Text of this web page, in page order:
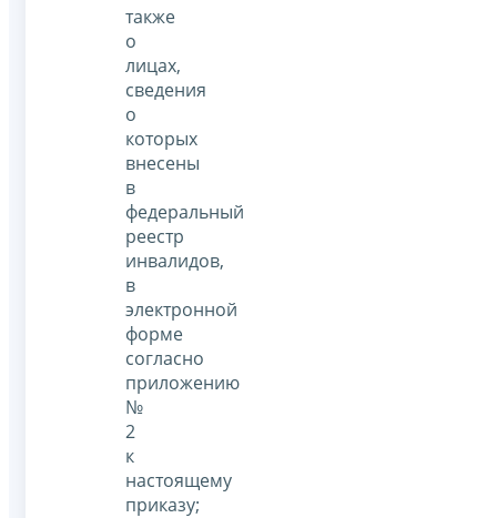
также
о
лицах,
сведения
о
которых
внесены
в
федеральный
реестр
инвалидов,
в
электронной
форме
согласно
приложению
№
2
к
настоящему
приказу;